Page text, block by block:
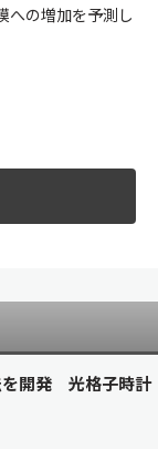
への増加を予測し
を開発 光格子時計